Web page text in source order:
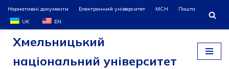
Перейти
до
Нормативні документи Електронний університет МСН
Пошта
UK
EN
Хмельницький
національний університет